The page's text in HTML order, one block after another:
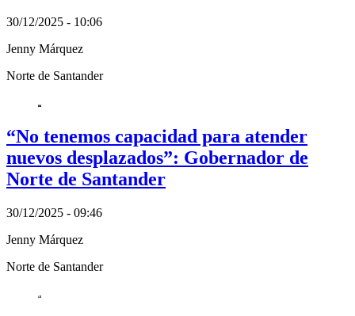
30/12/2025 - 10:06
Jenny Márquez
Norte de Santander
“No tenemos capacidad para atender
nuevos desplazados”: Gobernador de
Norte de Santander
30/12/2025 - 09:46
Jenny Márquez
Norte de Santander